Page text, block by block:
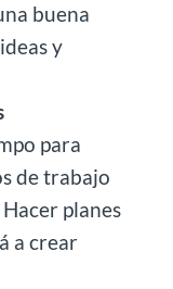
buena
y
para
de trabajo
planes
a crear